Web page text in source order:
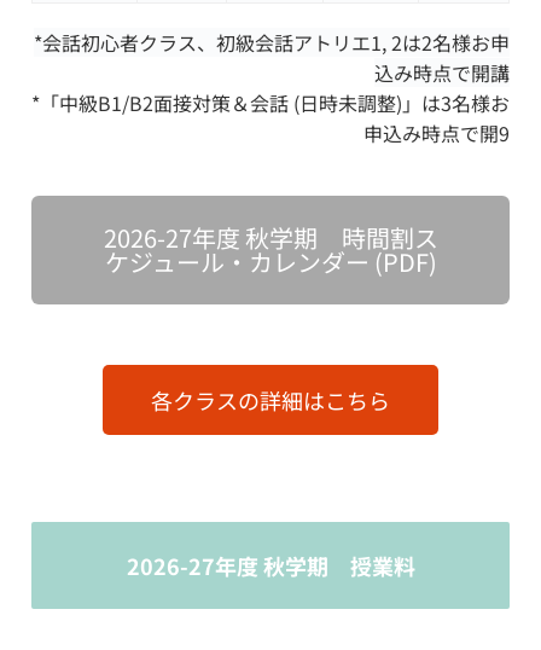
*会話初心者クラス、初級会話アトリエ1, 2は2名様お申
込み時点で開講
*「中級B1/B2面接対策＆会話 (日時未調整)」は3名様お
申込み時点で開9
2026-27年度 秋学期 時間割ス
ケジュール・カレンダー (PDF)
各クラスの詳細はこちら
2026-27年度 秋学期 授業料